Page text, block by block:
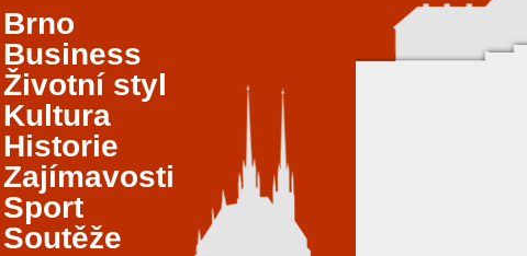
Brno
Business
Životní styl
Kultura
Historie
Zajímavosti
Sport
Soutěže